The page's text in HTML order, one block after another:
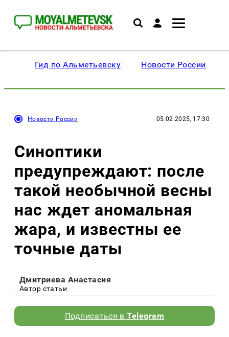
Гид по Альметьевску Новости России
Новости России 05.02.2025, 17:30
Синоптики
предупреждают: после
такой необычной весны
нас ждет аномальная
жара, и известны ее
точные даты
Дмитриева Анастасия
Автор статьи
Подписаться вTelegram